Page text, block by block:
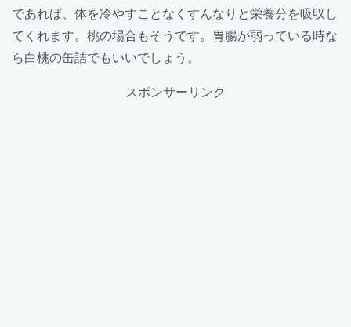
であれば、体を冷やすことなくすんなりと栄養分を吸収し
てくれます。桃の場合もそうです。胃腸が弱っている時な
ら白桃の缶詰でもいいでしょう。
スポンサーリンク